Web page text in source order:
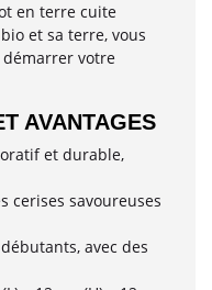
en terre cuite
et sa terre, vous
votre
AVANTAGES
et durable,
cerises savoureuses
avec des